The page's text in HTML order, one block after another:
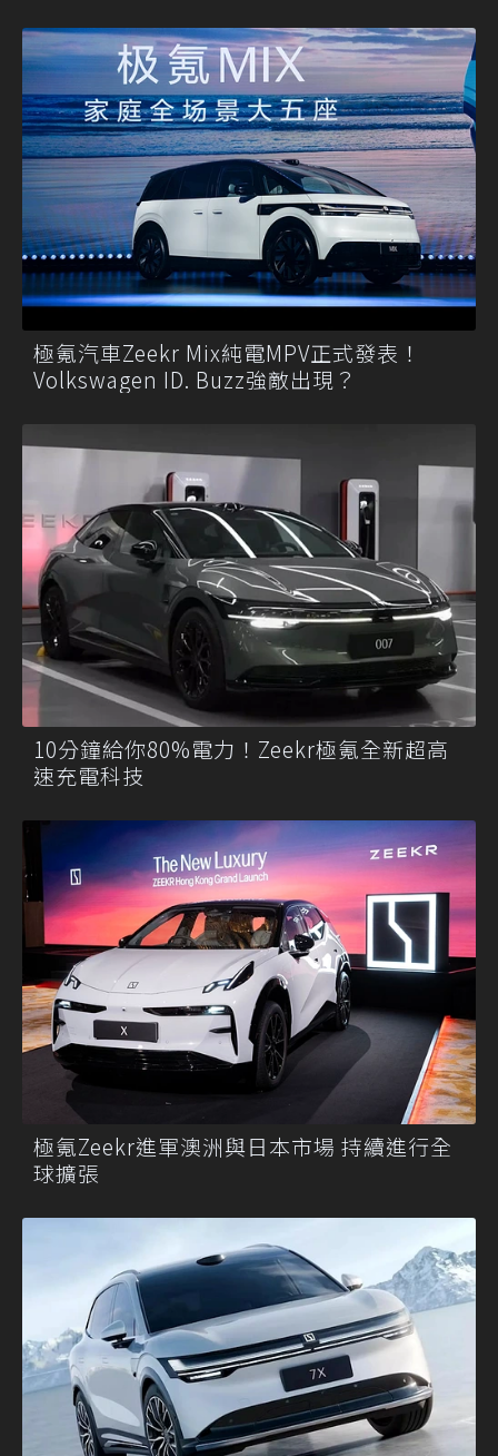
極氪汽車Zeekr Mix純電MPV正式發表！
Volkswagen ID. Buzz強敵出現？
10分鐘給你80%電力！Zeekr極氪全新超高
速充電科技
極氪Zeekr進軍澳洲與日本市場 持續進行全
球擴張